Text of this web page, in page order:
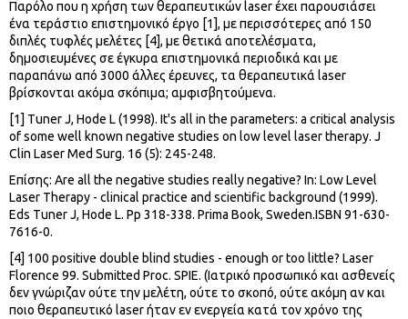
Παρόλο που η χρήση των θεραπευτικών laser έχει παρουσιάσει
ένα τεράστιο επιστημονικό έργο [1], με περισσότερες από 150
διπλές τυφλές μελέτες [4], με θετικά αποτελέσματα,
δημοσιευμένες σε έγκυρα επιστημονικά περιοδικά και με
παραπάνω από 3000 άλλες έρευνες, τα θεραπευτικά laser
βρίσκονται ακόμα σκόπιμα; αμφισβητούμενα.
[1] Tuner J, Hode L (1998). It's all in the parameters: a critical analysis
of some well known negative studies on low level laser therapy. J
Clin Laser Med Surg. 16 (5): 245-248.
Επίσης: Are all the negative studies really negative? In: Low Level
Laser Therapy - clinical practice and scientific background (1999).
Eds Tuner J, Hode L. Pp 318-338. Prima Book, Sweden.ISBN 91-630-
7616-0.
[4] 100 positive double blind studies - enough or too little? Laser
Florence 99. Submitted Proc. SPIE. (Ιατρικό προσωπικό και ασθενείς
δεν γνώριζαν ούτε την μελέτη, ούτε το σκοπό, ούτε ακόμη αν και
ποιο θεραπευτικό laser ήταν εν ενεργεία κατά τον χρόνο της